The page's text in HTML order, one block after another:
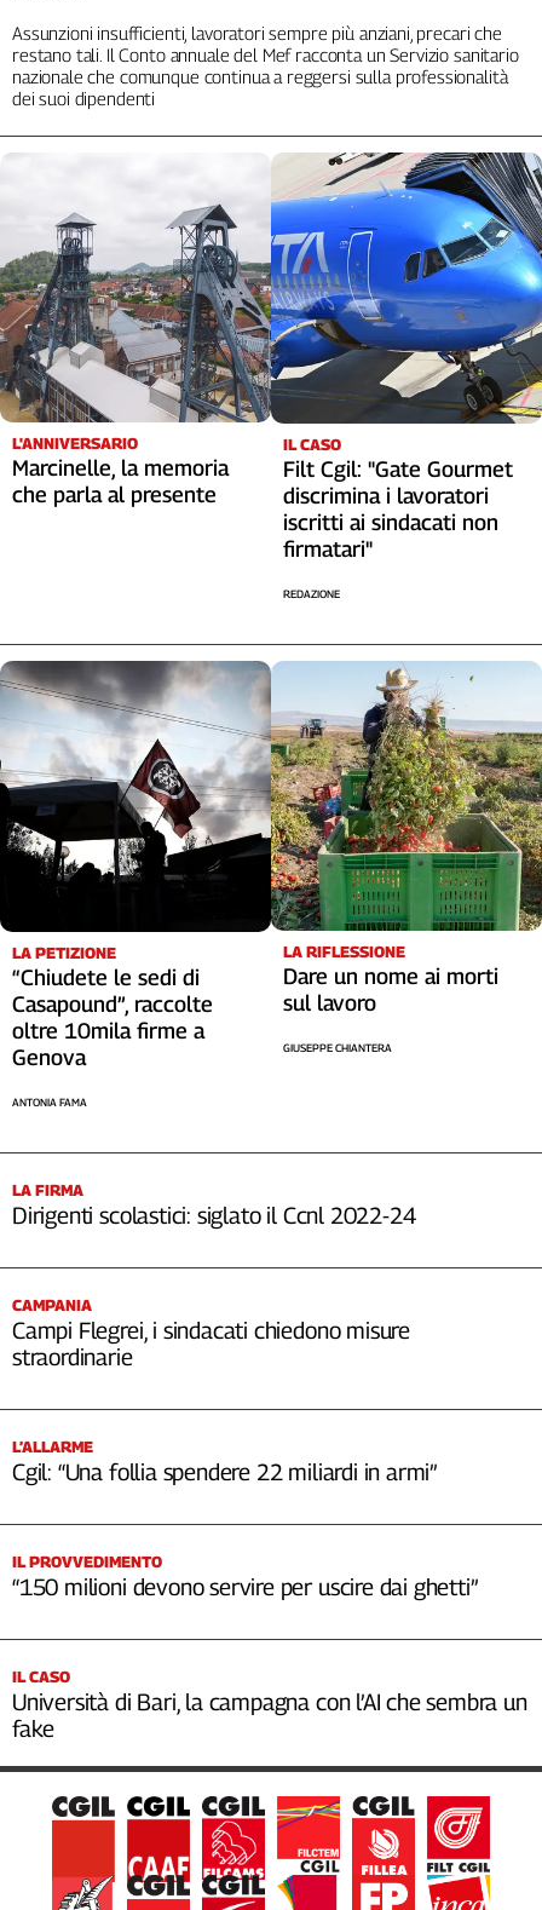
Assunzioni insufficienti, lavoratori sempre più anziani, precari che
restano tali. Il Conto annuale del Mef racconta un Servizio sanitario
nazionale che comunque continua a reggersi sulla professionalità
dei suoi dipendenti
L'ANNIVERSARIO
Marcinelle, la memoria
che parla al presente
IL CASO
Filt Cgil: "Gate Gourmet
discrimina i lavoratori
iscritti ai sindacati non
firmatari"
REDAZIONE
LA PETIZIONE
“Chiudete le sedi di
Casapound”, raccolte
oltre 10mila firme a
Genova
ANTONIA FAMA
LA RIFLESSIONE
Dare un nome ai morti
sul lavoro
GIUSEPPE CHIANTERA
LA FIRMA
Dirigenti scolastici: siglato il Ccnl 2022-24
CAMPANIA
Campi Flegrei, i sindacati chiedono misure
straordinarie
L’ALLARME
Cgil: “Una follia spendere 22 miliardi in armi”
IL PROVVEDIMENTO
“150 milioni devono servire per uscire dai ghetti”
IL CASO
Università di Bari, la campagna con l’AI che sembra un
fake